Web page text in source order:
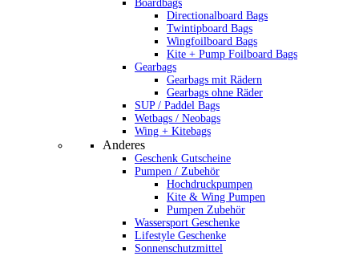
Boardbags
Directionalboard Bags
Twintipboard Bags
Wingfoilboard Bags
Kite + Pump Foilboard Bags
Gearbags
Gearbags mit Rädern
Gearbags ohne Räder
SUP / Paddel Bags
Wetbags / Neobags
Wing + Kitebags
Anderes
Geschenk Gutscheine
Pumpen / Zubehör
Hochdruckpumpen
Kite & Wing Pumpen
Pumpen Zubehör
Wassersport Geschenke
Lifestyle Geschenke
Sonnenschutzmittel